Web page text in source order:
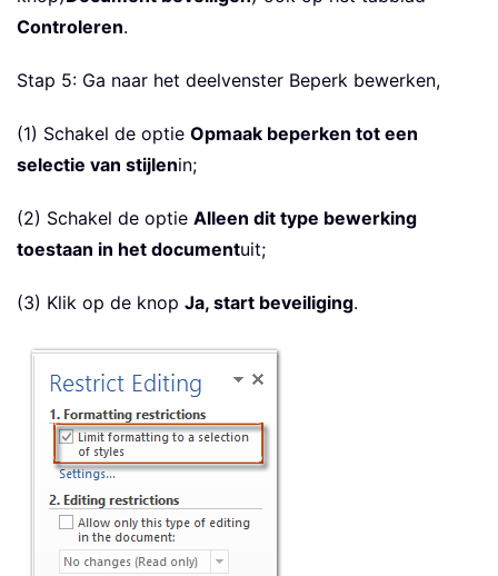
Controleren.
Stap 5: Ga naar het deelvenster Beperk bewerken,
(1) Schakel de optie Opmaak beperken tot een
selectie van stijlenin;
(2) Schakel de optie Alleen dit type bewerking
toestaan in het documentuit;
(3) Klik op de knop Ja, start beveiliging.